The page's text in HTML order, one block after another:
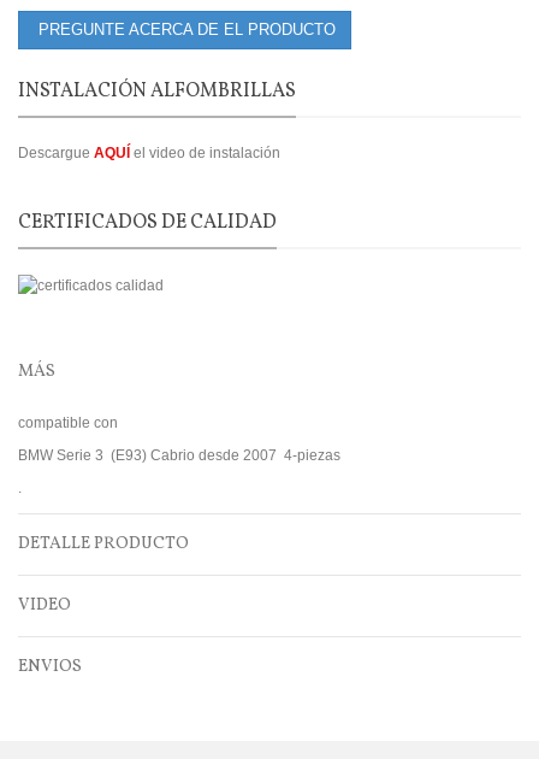
PREGUNTE ACERCA DE EL PRODUCTO
INSTALACIÓN ALFOMBRILLAS
Descargue AQUÍ el video de instalación
CERTIFICADOS DE CALIDAD
MÁS
compatible con
BMW Serie 3 (E93) Cabrio desde 2007 4-piezas
DETALLE PRODUCTO
VIDEO
ENVIOS